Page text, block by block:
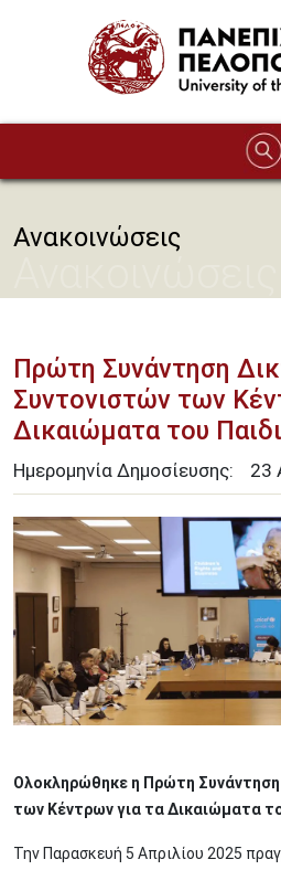
Ανακοινώσεις
Πρώτη Συνάντηση
Συντονιστών των
Δικαιώματα του
Ημερομηνία Δημοσίευσης: 23
Image
Ολοκληρώθηκε η Πρώτη
των Κέντρων για τα Δικαιώματα
Την Παρασκευή 5 Απριλίου 2025